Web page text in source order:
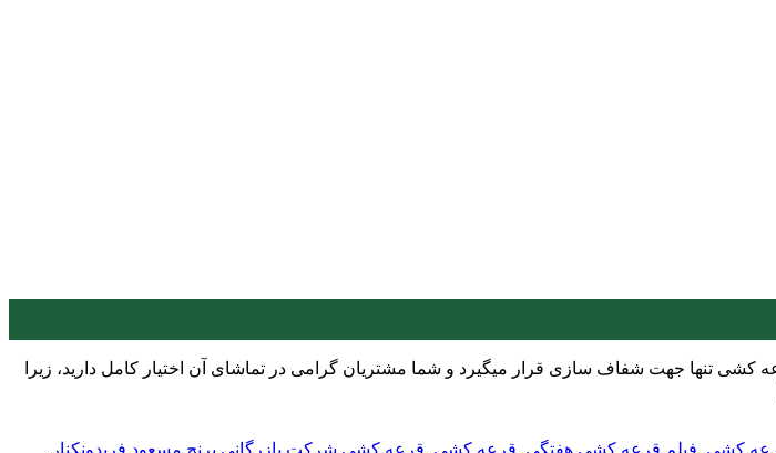
دقت بفرمایید فیلم روند قرعه کشی تنها جهت شفاف سازی قرار میگیرد و شما مشتریان گرامی در تماشای آن اختیار کامل دارید، زیرا
کشی, فیلم قرعه کشی هفتگی, قرعه کشی, قرعه کشی شرکت بازرگانی برنج مسعود فریدونکنار ,